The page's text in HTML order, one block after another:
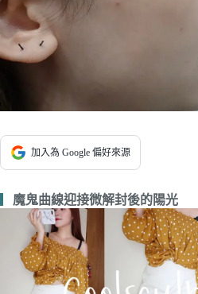
加入為 Google 偏好來源
魔鬼曲線迎接微解封後的陽光